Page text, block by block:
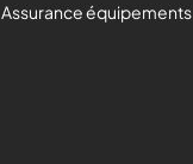
Assurance équipements